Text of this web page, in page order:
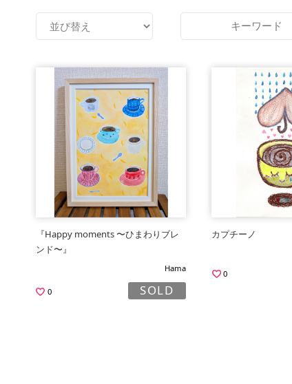
『Happy moments 〜ひまわりブレ
ンド〜』
Hama
0 SOLD
カプチーノ
0